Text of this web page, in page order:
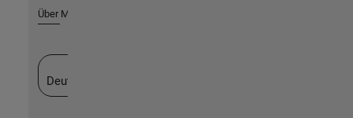
Über MathWorks
Deutschland